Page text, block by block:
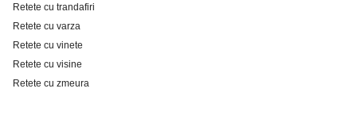
Retete cu trandafiri
Retete cu varza
Retete cu vinete
Retete cu visine
Retete cu zmeura